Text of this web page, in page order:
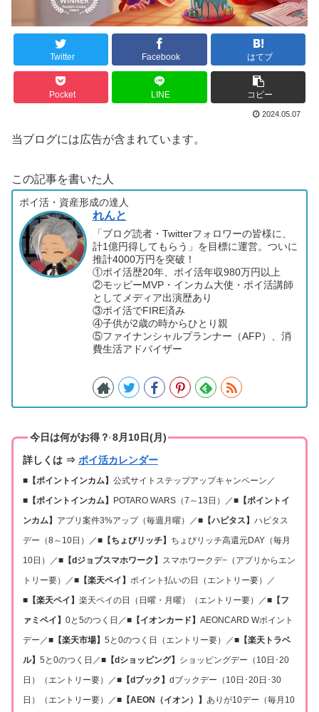
Twitter Facebook はてブ
Pocket LINE コピー
2024.05.07
当ブログには広告が含まれています。
この記事を書いた人
ポイ活・資産形成の達人
れんと
「ブログ読者・Twitterフォロワーの皆様に、
計1億円得してもらう」を目標に運営。ついに
推計4000万円を突破！
①ポイ活歴20年、ポイ活年収980万円以上
②モッピーMVP・インカム大使・ポイ活講師
としてメディア出演歴あり
③ポイ活でFIRE済み
④子供が2歳の時からひとり親
⑤ファイナンシャルプランナー（AFP）、消
費生活アドバイザー
今日は何がお得？ 8月10日(月)
詳しくは ⇒ ポイ活カレンダー
■【ポイントインカム】 公式サイトステップアップキャンペーン／
■【ポイントインカム】 POTARO WARS（7～13日）／■【ポイントイ
ンカム】 アプリ案件3%アップ（毎週月曜）／■【ハピタス】 ハピタス
デー（8～10日）／■【ちょびリッチ】 ちょびリッチ高還元DAY（毎月
10日）／■【dジョブスマホワーク】 スマホワークデ−（アプリからエン
トリー要）／■【楽天ペイ】 ポイント払いの日（エントリー要）／
■【楽天ペイ】 楽天ペイの日（日曜・月曜）（エントリー要）／■【フ
ァミペイ】 0と5のつく日／■【イオンカード】 AEONCARD Wポイント
デー／■【楽天市場】 5と0のつく日（エントリー要）／■【楽天トラベ
ル】 5と0のつく日／■【dショッピング】 ショッピングデー（10日･20
日）（エントリー要）／■【dブック】 dブックデー（10日･20日･30
日）（エントリー要）／■【AEON（イオン）】 ありが10デー（毎月10